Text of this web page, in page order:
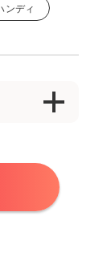
ンディ
先会計